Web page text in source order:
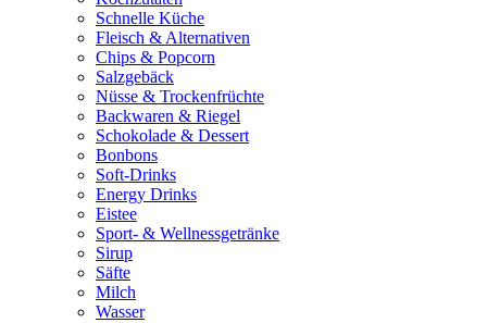
Schnelle Küche
Fleisch & Alternativen
Chips & Popcorn
Salzgebäck
Nüsse & Trockenfrüchte
Backwaren & Riegel
Schokolade & Dessert
Bonbons
Soft-Drinks
Energy Drinks
Eistee
Sport- & Wellnessgetränke
Sirup
Säfte
Milch
Wasser